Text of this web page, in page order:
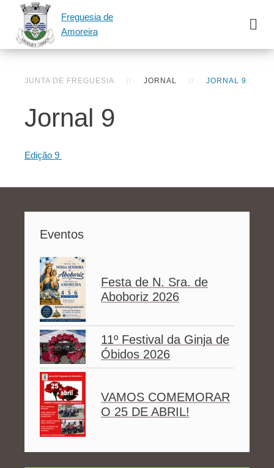
Freguesia de
Amoreira
JUNTA DE FREGUESIA JORNAL JORNAL 9
Jornal 9
Edição 9
Eventos
Festa de N. Sra. de
Aboboriz 2026
11º Festival da Ginja de
Óbidos 2026
VAMOS COMEMORAR
O 25 DE ABRIL!